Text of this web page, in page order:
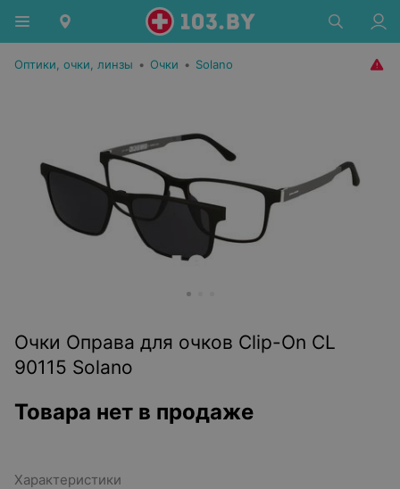
Оптики, очки, линзы • Очки • Solano
Очки Оправа для очков Clip-On CL
90115 Solano
Товара нет в продаже
Характеристики